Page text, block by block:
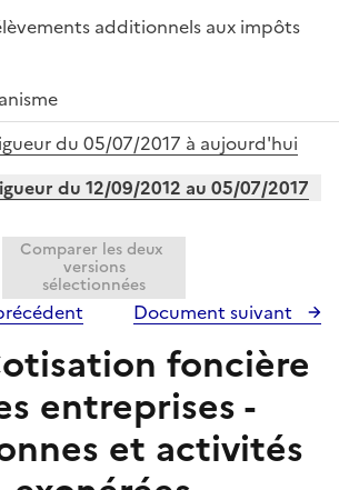
additionnels aux impôts
du 05/07/2017 à aujourd'hui
du 12/09/2012 au 05/07/2017
Comparer les deux
versions
sélectionnées
Document suivant
foncière
entreprises -
et activités